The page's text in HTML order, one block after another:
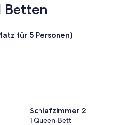
Betten
für 5 Personen)
Schlafzimmer 2
1 Queen-Bett